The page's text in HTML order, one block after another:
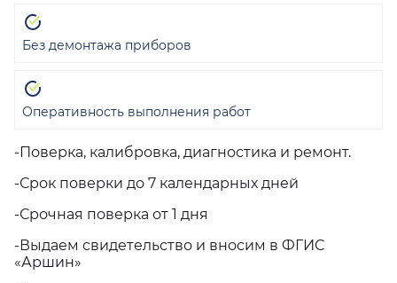
-Поверка, калибровка, диагностика и ремонт.
-Срок поверки до 7 календарных дней
-Срочная поверка от 1 дня
-Выдаем свидетельство и вносим в ФГИС
«Аршин»
Без демонтажа приборов
Оперативность выполнения работ